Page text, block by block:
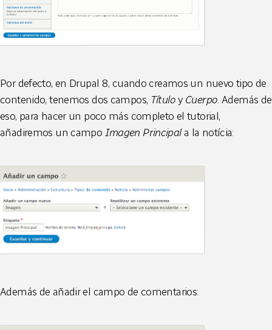
Por defecto, en Drupal 8, cuando creamos un nuevo tipo de
contenido, tenemos dos campos, Títuloy Cuerpo. Además de
eso, para hacer un poco más completo el tutorial,
añadiremos un campo Imagen Principala la notícia:
Además de añadir el campo de comentarios: